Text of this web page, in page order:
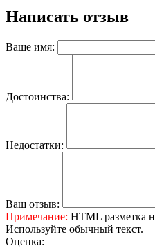
Написать отзыв
Ваше имя:
Достоинства:
Недостатки:
Ваш отзыв:
Примечание: HTML разметка
Используйте обычный текст.
Оценка: